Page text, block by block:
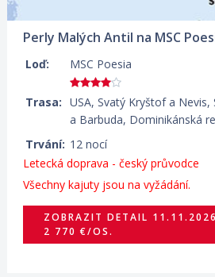
Perly Malých Antil na MSC
Loď: MSC Poesia
Trasa: USA, Svatý Kryštof a
a Barbuda, Dominikánská
Trvání: 12 nocí
Letecká doprava - český průvodce
Všechny kajuty jsou na vyžádání.
ZOBRAZIT DETAIL
2 770 €/OS.